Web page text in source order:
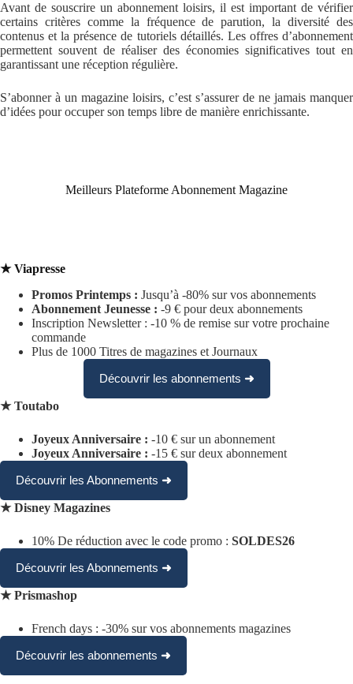
Avant de souscrire un abonnement loisirs, il est important de vérifier
certains critères comme la fréquence de parution, la diversité des
contenus et la présence de tutoriels détaillés. Les offres d’abonnement
permettent souvent de réaliser des économies significatives tout en
garantissant une réception régulière.
S’abonner à un magazine loisirs, c’est s’assurer de ne jamais manquer
d’idées pour occuper son temps libre de manière enrichissante.
Meilleurs Plateforme Abonnement Magazine
★ Viapresse
Promos Printemps : Jusqu’à -80% sur vos abonnements
Abonnement Jeunesse : -9 € pour deux abonnements
Inscription Newsletter : -10 % de remise sur votre prochaine
commande
Plus de 1000 Titres de magazines et Journaux
Découvrir les abonnements ➜
★ Toutabo
Joyeux Anniversaire : -10 € sur un abonnement
Joyeux Anniversaire : -15 € sur deux abonnement
Découvrir les Abonnements ➜
★ Disney Magazines
10% De réduction avec le code promo : SOLDES26
Découvrir les Abonnements ➜
★ Prismashop
French days : -30% sur vos abonnements magazines
Découvrir les abonnements ➜